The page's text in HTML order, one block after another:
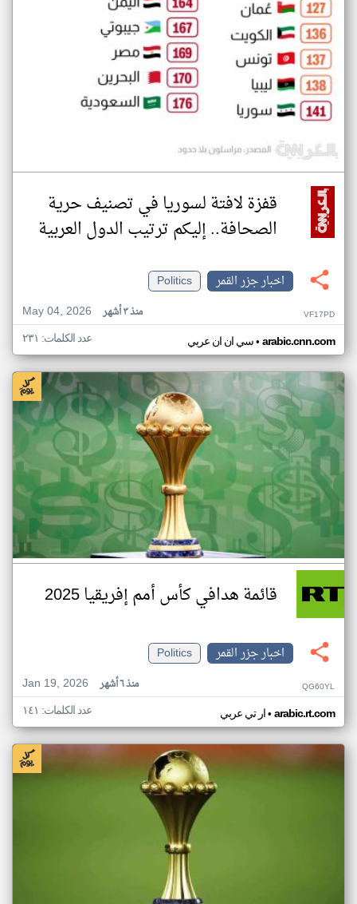
قفزة لافتة لسوريا في تصنيف حرية
الصحافة.. إليكم ترتيب الدول العربية
اخبار جزر القمر
Politics
May 04, 2026
منذ ٣ أشهر VF17PD
سي ان ان عربي• arabic.cnn.com عدد الكلمات: ٢٣١
قائمة هدافي كأس أمم إفريقيا 2025
اخبار جزر القمر
Politics
Jan 19, 2026
منذ ٦ أشهر QG60YL
ار تي عربي• arabic.rt.com عدد الكلمات: ١٤١